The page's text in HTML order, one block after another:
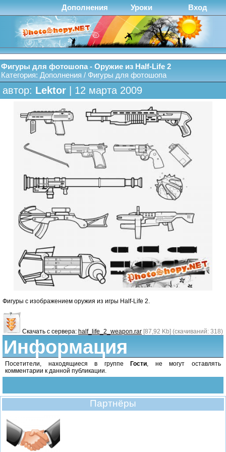
Дополнения Уроки Вход
Фигуры для фотошопа - Оружие из Half-Life 2
Категория: Дополнения / Фигуры для фотошопа
автор: Lektor | 12 марта 2009
Фигуры с изображением оружия из игры Half-Life 2.
Скачать с сервера: half_life_2_weapon.rar [87,92 Kb] (cкачиваний: 318)
Информация
Посетители, находящиеся в группе Гости, не могут оставлять
комментарии к данной публикации.
Партнёры